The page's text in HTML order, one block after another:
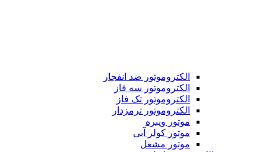
الکتروموتور ضد انفجار
الکتروموتور سه فاز
الکتروموتور تک فاز
الکتروموتور ترمزدار
موتور ویبره
موتور کولر آبی
موتور مشعل